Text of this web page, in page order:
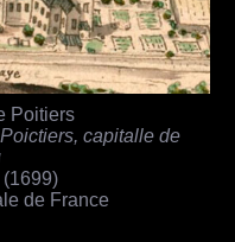
Poitiers
capitalle de
de France